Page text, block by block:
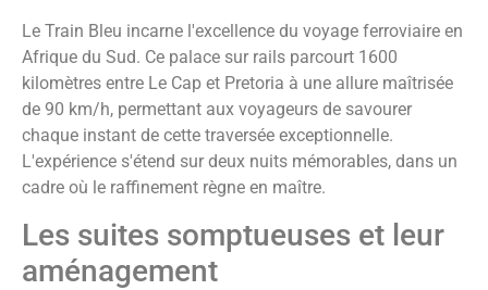
Le Train Bleu incarne l'excellence du voyage ferroviaire en
Afrique du Sud. Ce palace sur rails parcourt 1600
kilomètres entre Le Cap et Pretoria à une allure maîtrisée
de 90 km/h, permettant aux voyageurs de savourer
chaque instant de cette traversée exceptionnelle.
L'expérience s'étend sur deux nuits mémorables, dans un
cadre où le raffinement règne en maître.
Les suites somptueuses et leur
aménagement